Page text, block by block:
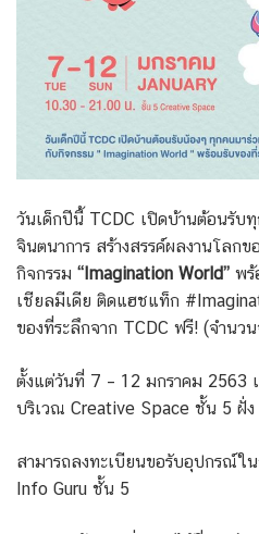
วันเด็กปีนี้ TCDC เปิดบ้านต้อนรับ
จินตนาการ สร้างสรรค์ผลงานโลก
กิจกรรม “Imagination World” พร้
เชียลมีเดีย ติดแฮชแท็ก
ของที่ระลึกจาก TCDC ฟรี! (จำนว
ตั้งแต่วันที่ 7 – 12 มกราคม 2563
บริเวณ Creative Space ชั้น 5 ฝั่
สามารถลงทะเบียนขอรับอุปกรณ์ใน
Info Guru ชั้น 5